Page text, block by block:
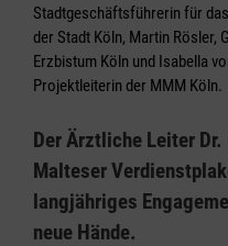
Stadtgeschäftsführerin für
der Stadt Köln, Martin
Erzbistum Köln und Isabella
Projektleiterin der MMM Köln.
Der Ärztliche Leiter
Malteser
langjähriges
neue Hände.